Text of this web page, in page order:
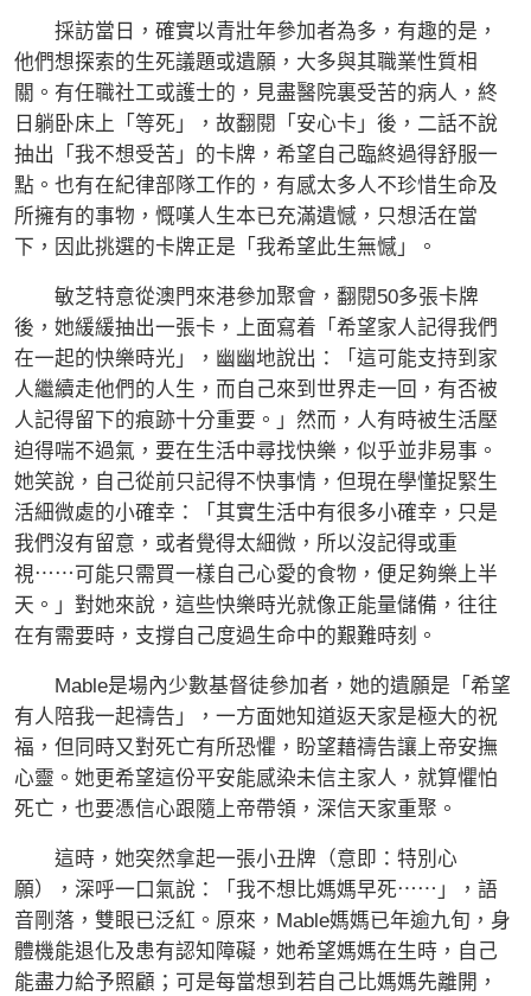
採訪當日，確實以青壯年參加者為多，有趣的是，
他們想探索的生死議題或遺願，大多與其職業性質相
關。有任職社工或護士的，見盡醫院裏受苦的病人，終
日躺卧床上「等死」，故翻閱「安心卡」後，二話不說
抽出「我不想受苦」的卡牌，希望自己臨終過得舒服一
點。也有在紀律部隊工作的，有感太多人不珍惜生命及
所擁有的事物，慨嘆人生本已充滿遺憾，只想活在當
下，因此挑選的卡牌正是「我希望此生無憾」。
敏芝特意從澳門來港參加聚會，翻閱50多張卡牌
後，她緩緩抽出一張卡，上面寫着「希望家人記得我們
在一起的快樂時光」，幽幽地說出：「這可能支持到家
人繼續走他們的人生，而自己來到世界走一回，有否被
人記得留下的痕跡十分重要。」然而，人有時被生活壓
迫得喘不過氣，要在生活中尋找快樂，似乎並非易事。
她笑說，自己從前只記得不快事情，但現在學懂捉緊生
活細微處的小確幸：「其實生活中有很多小確幸，只是
我們沒有留意，或者覺得太細微，所以沒記得或重
視⋯⋯可能只需買一樣自己心愛的食物，便足夠樂上半
天。」對她來說，這些快樂時光就像正能量儲備，往往
在有需要時，支撐自己度過生命中的艱難時刻。
Mable是場內少數基督徒參加者，她的遺願是「希望
有人陪我一起禱告」，一方面她知道返天家是極大的祝
福，但同時又對死亡有所恐懼，盼望藉禱告讓上帝安撫
心靈。她更希望這份平安能感染未信主家人，就算懼怕
死亡，也要憑信心跟隨上帝帶領，深信天家重聚。
這時，她突然拿起一張小丑牌（意即：特別心
願），深呼一口氣說：「我不想比媽媽早死⋯⋯」，語
音剛落，雙眼已泛紅。原來，Mable媽媽已年逾九旬，身
體機能退化及患有認知障礙，她希望媽媽在生時，自己
能盡力給予照顧；可是每當想到若自己比媽媽先離開，